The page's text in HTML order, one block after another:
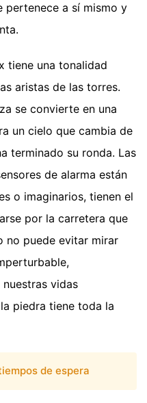
pertenece a sí mismo y
tiene una tonalidad
aristas de las torres.
se convierte en una
un cielo que cambia de
terminado su ronda. Las
de alarma están
o imaginarios, tienen el
por la carretera que
no puede evitar mirar
vidas
piedra tiene toda la
de espera